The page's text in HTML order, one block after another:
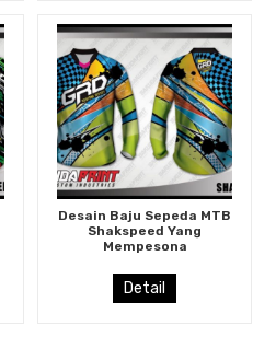
Desain Baju Sepeda MTB
Shakspeed Yang
Mempesona
Detail